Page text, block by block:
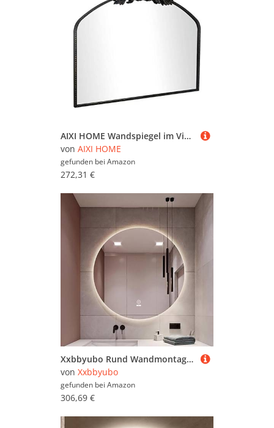
AIXI HOME Wandspiegel im Vintage-Stil, 91,4 x 73,4 cm, antiker Barock-Kaminspiegel mit schwarzer Bürste, goldfarbener Metallrahmen, verzierter Rahmen für Eingang/Kamin/Wohnzimmer/Flur/Badezimmer
von AIXI HOME
gefunden bei Amazon
272,31 €
Xxbbyubo Rund Wandmontage Kosmetikspiegel 100cm, Modern Hinterleuchteten Badspiegel mit 3 Farben Beleuchtung, Beschlagfrei Rahmenlos Dekospiegel for Bad(Dia 90cm/36)
von Xxbbyubo
gefunden bei Amazon
306,69 €